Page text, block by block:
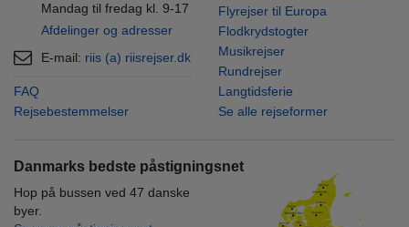
Mandag til fredag kl. 9-17
Afdelinger og adresser
E-mail: riis (a) riisrejser.dk
FAQ
Rejsebestemmelser
Flyrejser til Europa
Flodkrydstogter
Musikrejser
Rundrejser
Langtidsferie
Se alle rejseformer
Danmarks bedste påstigningsnet
Hop på bussen ved 47 danske
byer.